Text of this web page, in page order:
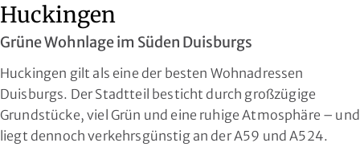
Huckingen
Grüne Wohnlage im Süden Duisburgs
Huckingen gilt als eine der besten Wohnadressen
Duisburgs. Der Stadtteil besticht durch großzügige
Grundstücke, viel Grün und eine ruhige Atmosphäre – und
liegt dennoch verkehrsgünstig an der A59 und A524.